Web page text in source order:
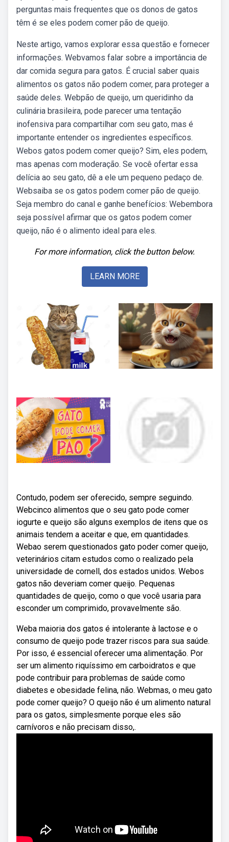
perguntas mais frequentes que os donos de gatos
têm é se eles podem comer pão de queijo.
Neste artigo, vamos explorar essa questão e fornecer
informações. Webvamos falar sobre a importância de
dar comida segura para gatos. É crucial saber quais
alimentos os gatos não podem comer, para proteger a
saúde deles. Webpão de queijo, um queridinho da
culinária brasileira, pode parecer uma tentação
inofensiva para compartilhar com seu gato, mas é
importante entender os ingredientes específicos.
Webos gatos podem comer queijo? Sim, eles podem,
mas apenas com moderação. Se você ofertar essa
delícia ao seu gato, dê a ele um pequeno pedaço de.
Websaiba se os gatos podem comer pão de queijo.
Seja membro do canal e ganhe benefícios: Webembora
seja possível afirmar que os gatos podem comer
queijo, não é o alimento ideal para eles.
For more information, click the button below.
LEARN MORE
Contudo, podem ser oferecido, sempre seguindo.
Webcinco alimentos que o seu gato pode comer
iogurte e queijo são alguns exemplos de itens que os
animais tendem a aceitar e que, em quantidades.
Webao serem questionados gato poder comer queijo,
veterinários citam estudos como o realizado pela
universidade de cornell, dos estados unidos. Webos
gatos não deveriam comer queijo. Pequenas
quantidades de queijo, como o que você usaria para
esconder um comprimido, provavelmente são.
Weba maioria dos gatos é intolerante à lactose e o
consumo de queijo pode trazer riscos para sua saúde.
Por isso, é essencial oferecer uma alimentação. Por
ser um alimento riquíssimo em carboidratos e que
pode contribuir para problemas de saúde como
diabetes e obesidade felina, não. Webmas, o meu gato
pode comer queijo? O queijo não é um alimento natural
para os gatos, simplesmente porque eles são
carnívoros e não precisam disso,.